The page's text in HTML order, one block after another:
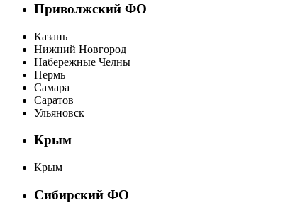
Приволжский ФО
Казань
Нижний Новгород
Набережные Челны
Пермь
Самара
Саратов
Ульяновск
Крым
Крым
Сибирский ФО